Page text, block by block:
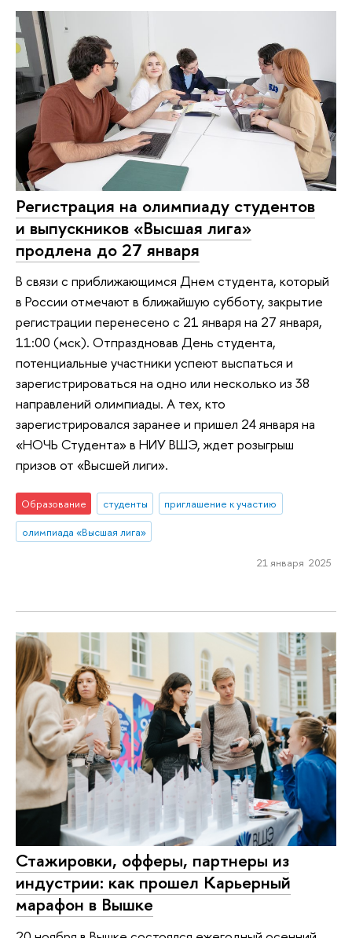
Регистрация на олимпиаду студентов
и выпускников «Высшая лига»
продлена до 27 января
В связи с приближающимся Днем студента, который
в России отмечают в ближайшую субботу, закрытие
регистрации перенесено с 21 января на 27 января,
11:00 (мск). Отпраздновав День студента,
потенциальные участники успеют выспаться и
зарегистрироваться на одно или несколько из 38
направлений олимпиады. А тех, кто
зарегистрировался заранее и пришел 24 января на
«НОЧЬ Студента» в НИУ ВШЭ, ждет розыгрыш
призов от «Высшей лиги».
Образование студенты
приглашение к участию
олимпиада «Высшая лига»
21 января 2025
Стажировки, офферы, партнеры из
индустрии: как прошел Карьерный
марафон в Вышке